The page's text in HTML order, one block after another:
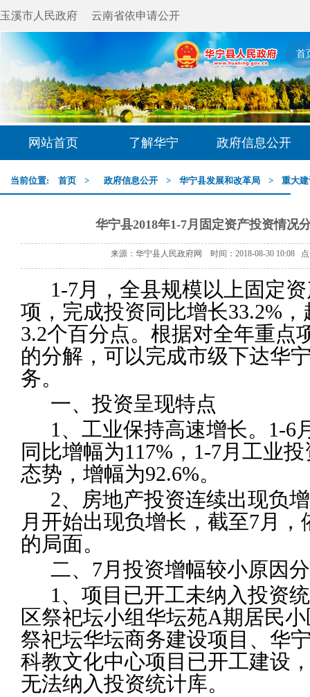
玉溪市人民政府 云南省依申请公开
首
网站首页 了解华宁 政府信息公开
当前位置: 首页 > 政府信息公开 > 华宁县发展和改革局 > 重大
华宁县2018年1-7月固定资产投资情况
来源：华宁县人民政府网 时间：2018-08-30 10:08
1-7月，全县规模以上固定
项，完成投资同比增长33.2%
3.2个百分点。根据对全年重点
的分解，可以完成市级下达华
务。
一、投资呈现特点
1、工业保持高速增长。1-6
同比增幅为117%，1-7月工业
态势，增幅为92.6%。
2、房地产投资连续出现负
月开始出现负增长，截至7月
的局面。
二、7月投资增幅较小原因
1、项目已开工未纳入投资
区祭祀坛小组华坛苑A期居民
祭祀坛华坛商务建设项目、华
科教文化中心项目已开工建设
无法纳入投资统计库。